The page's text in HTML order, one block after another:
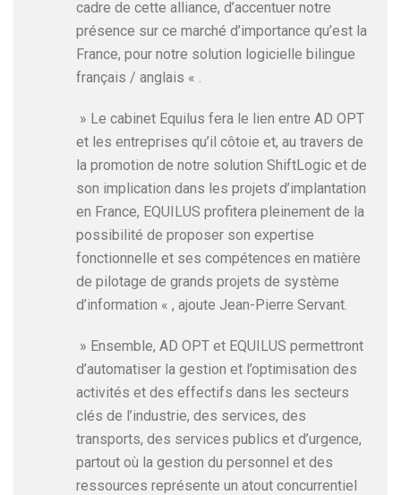
cadre de cette alliance, d’accentuer notre
présence sur ce marché d’importance qu’est la
France, pour notre solution logicielle bilingue
français / anglais « .
» Le cabinet Equilus fera le lien entre AD OPT
et les entreprises qu’il côtoie et, au travers de
la promotion de notre solution ShiftLogic et de
son implication dans les projets d’implantation
en France, EQUILUS profitera pleinement de la
possibilité de proposer son expertise
fonctionnelle et ses compétences en matière
de pilotage de grands projets de système
d’information « , ajoute Jean-Pierre Servant.
» Ensemble, AD OPT et EQUILUS permettront
d’automatiser la gestion et l’optimisation des
activités et des effectifs dans les secteurs
clés de l’industrie, des services, des
transports, des services publics et d’urgence,
partout où la gestion du personnel et des
ressources représente un atout concurrentiel